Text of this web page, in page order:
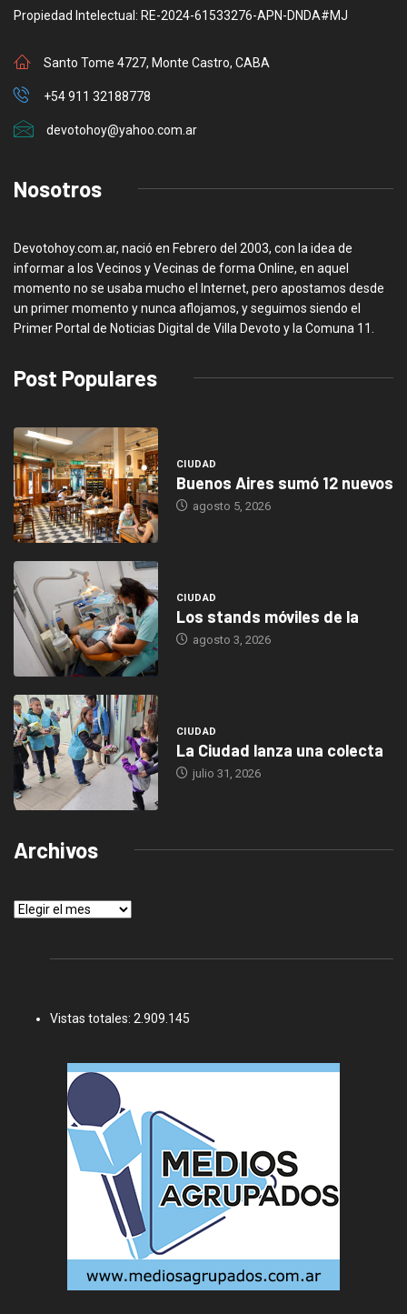
Propiedad Intelectual: RE-2024-61533276-APN-DNDA#MJ
Santo Tome 4727, Monte Castro, CABA
+54 911 32188778
devotohoy@yahoo.com.ar
Nosotros
Devotohoy.com.ar, nació en Febrero del 2003, con la idea de
informar a los Vecinos y Vecinas de forma Online, en aquel
momento no se usaba mucho el Internet, pero apostamos desde
un primer momento y nunca aflojamos, y seguimos siendo el
Primer Portal de Noticias Digital de Villa Devoto y la Comuna 11.
Post Populares
CIUDAD
Buenos Aires sumó 12 nuevos
agosto 5, 2026
CIUDAD
Los stands móviles de la
agosto 3, 2026
CIUDAD
La Ciudad lanza una colecta
julio 31, 2026
Archivos
Archivos
Vistas totales: 2.909.145